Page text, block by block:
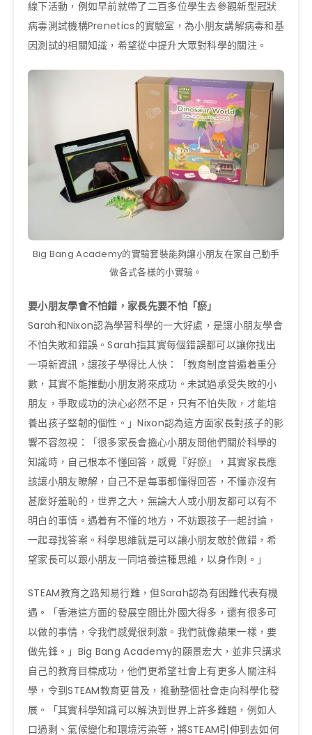
線下活動，例如早前就帶了二百多位學生去參觀新型冠狀
病毒測試機構Prenetics的實驗室，為小朋友講解病毒和基
因測試的相關知識，希望從中提升大眾對科學的關注。
Big Bang Academy的實驗套裝能夠讓小朋友在家自己動手
做各式各樣的小實驗。
要小朋友學會不怕錯，家長先要不怕「瘀」
Sarah和Nixon認為學習科學的一大好處，是讓小朋友學會
不怕失敗和錯誤。Sarah指其實每個錯誤都可以讓你找出
一項新資訊，讓孩子學得比人快：「教育制度普遍着重分
數，其實不能推動小朋友將來成功。未試過承受失敗的小
朋友，爭取成功的決心必然不足，只有不怕失敗，才能培
養出孩子堅韌的個性。」Nixon認為這方面家長對孩子的影
響不容忽視：「很多家長會擔心小朋友問他們關於科學的
知識時，自己根本不懂回答，感覺『好瘀』，其實家長應
該讓小朋友瞭解，自己不是每事都懂得回答，不懂亦沒有
甚麼好羞恥的，世界之大，無論大人或小朋友都可以有不
明白的事情。遇着有不懂的地方，不妨跟孩子一起討論，
一起尋找答案。科學思維就是可以讓小朋友敢於做錯，希
望家長可以跟小朋友一同培養這種思維，以身作則。」
STEAM教育之路知易行難，但Sarah認為有困難代表有機
遇。「香港這方面的發展空間比外國大得多，還有很多可
以做的事情，令我們感覺很刺激。我們就像蘋果一樣，要
做先鋒。」Big Bang Academy的願景宏大，並非只講求
自己的教育目標成功，他們更希望社會上有更多人關注科
學，令到STEAM教育更普及，推動整個社會走向科學化發
展。「其實科學知識可以解決到世界上許多難題，例如人
口過剩、氣候變化和環境污染等，將STEAM引伸到去如何